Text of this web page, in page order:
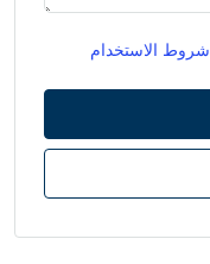
شروط الاستخدام